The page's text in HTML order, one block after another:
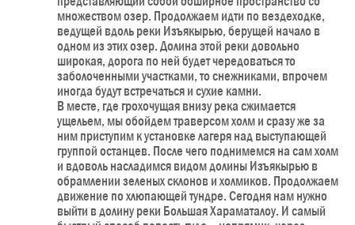
множеством озер. Продолжаем идти по вездеходке,
ведущей вдоль реки Изъякырью, берущей начало в
одном из этих озер. Долина этой реки довольно
широкая, дорога по ней будет чередоваться то
заболоченными участками, то снежниками, впрочем
иногда будут встречаться и сухие камни.
В месте, где грохочущая внизу река сжимается
ущельем, мы обойдем траверсом холм и сразу же за
ним приступим к установке лагеря над выступающей
группой останцев. После чего поднимемся на сам холм
и вдоволь насладимся видом долины Изъякырью в
обрамлении зеленых склонов и холмиков. Продолжаем
движение по хлюпающей тундре. Сегодня нам нужно
выйти в долину реки Большая Хараматалоу. И самый